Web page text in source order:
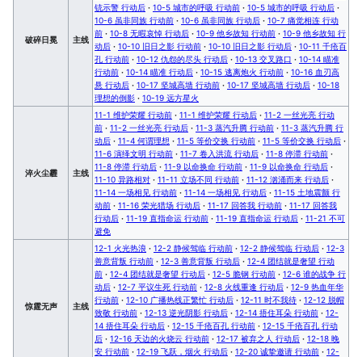
破碎日冕 主线
铳示警 行动后 · 10-5 城市的呼吸 行动前 · 10-5 城市的呼吸 行动后 ·
10-6 虽非同族 行动前 · 10-6 虽非同族 行动后 · 10-7 痛觉相连 行动
前 · 10-8 无暇哀悼 行动后 · 10-9 他乡故知 行动前 · 10-9 他乡故知 行
动后 · 10-10 旧日之影 行动前 · 10-10 旧日之影 行动后 · 10-11 千疮百
孔 行动前 · 10-12 仇怨的尽头 行动后 · 10-13 交叉路口 · 10-14 瞄准
行动前 · 10-14 瞄准 行动后 · 10-15 逃离炮火 行动前 · 10-16 血刃高
悬 行动后 · 10-17 坚城高墙 行动前 · 10-17 坚城高墙 行动后 · 10-18
理想的倒影 · 10-19 远方星火
淬火尘霾 主线
11-1 维护荣耀 行动前 · 11-1 维护荣耀 行动后 · 11-2 一丝光亮 行动
前 · 11-2 一丝光亮 行动后 · 11-3 蒸汽升腾 行动前 · 11-3 蒸汽升腾 行
动后 · 11-4 何谓理想 · 11-5 等价交换 行动前 · 11-5 等价交换 行动后 ·
11-6 演绎文明 行动前 · 11-7 卷入洪流 行动后 · 11-8 停滞 行动前 ·
11-8 停滞 行动后 · 11-9 以命换命 行动前 · 11-9 以命换命 行动后 ·
11-10 异路相对 · 11-11 立场不同 行动前 · 11-12 汹涌而来 行动后 ·
11-14 一场相见 行动前 · 11-14 一场相见 行动后 · 11-15 土地震颤 行
动前 · 11-16 荣光猎场 行动后 · 11-17 回答我 行动前 · 11-17 回答我
行动后 · 11-19 直指命运 行动前 · 11-19 直指命运 行动后 · 11-21 不可
避免
惊霆无声 主线
12-1 火光热浪 · 12-2 静候驾临 行动前 · 12-2 静候驾临 行动后 · 12-3
善意背叛 行动前 · 12-3 善意背叛 行动后 · 12-4 团结就是奢望 行动
前 · 12-4 团结就是奢望 行动后 · 12-5 脆钢 行动前 · 12-6 谁的战争 行
动后 · 12-7 平议生死 行动前 · 12-8 火线重逢 行动后 · 12-9 热血年华
行动前 · 12-10 广播热线正繁忙 行动后 · 12-11 时不我待 · 12-12 脱帽
致敬 行动前 · 12-13 逆光阴影 行动后 · 12-14 捂住耳朵 行动前 · 12-
14 捂住耳朵 行动后 · 12-15 千疮百孔 行动前 · 12-15 千疮百孔 行动
后 · 12-16 天边的火烧云 行动前 · 12-17 被弃之人 行动后 · 12-18 晚
安 行动前 · 12-19 飞跃，烟火 行动后 · 12-20 诚挚邀请 行动前 · 12-